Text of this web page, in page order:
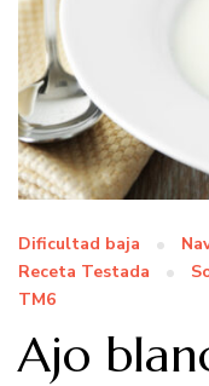
Dificultad baja
Receta Testada
TM6
Ajo